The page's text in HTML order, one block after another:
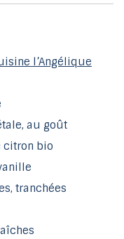
l’Angélique
au goût
citron bio
tranchées